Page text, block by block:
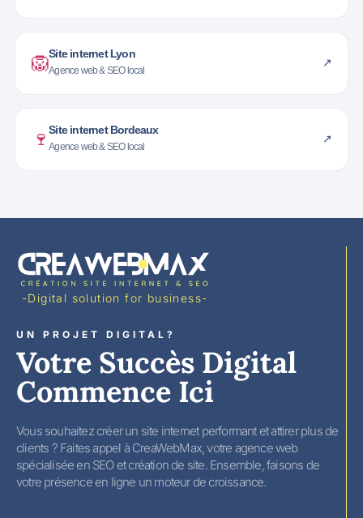
🦁Site internet Lyon
Agence web & SEO local
↗
🍷Site internet Bordeaux
Agence web & SEO local
↗
-Digital solution for business-
UN PROJET DIGITAL?
Votre Succès Digital
Commence Ici
Vous souhaitez créer un site internet performant et attirer plus de
clients ? Faites appel à CreaWebMax, votre agence web
spécialisée en SEO et création de site. Ensemble, faisons de
votre présence en ligne un moteur de croissance.